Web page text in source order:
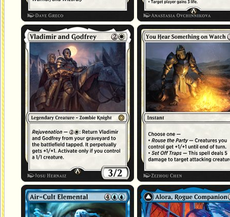
Vladimir et Godfrey Vous entendez quelque chose
Élémental du culte de l'Air Alora, compagnonne rôdeuse